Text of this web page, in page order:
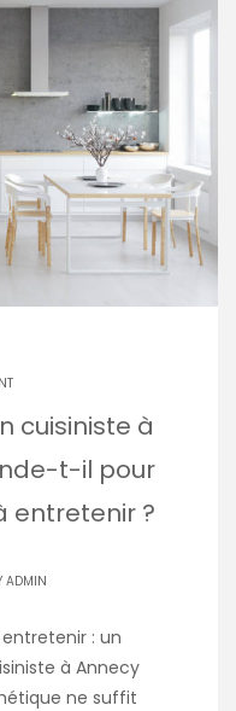
cuisiniste à
t-il pour
entretenir ?
ADMIN
: un
à Annecy
ne suffit